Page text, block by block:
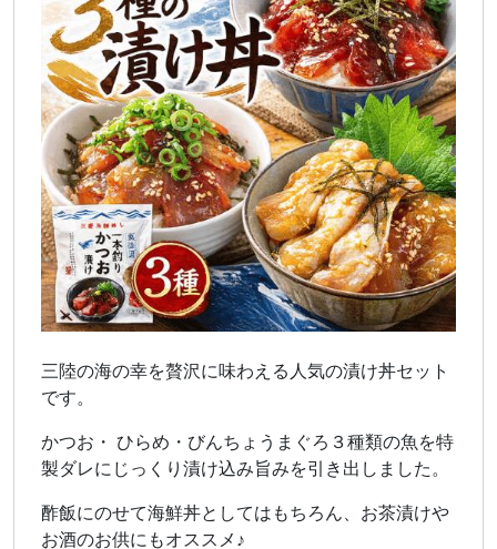
三陸の海の幸を贅沢に味わえる人気の漬け丼セット
です。
かつお・ ひらめ・びんちょうまぐろ３種類の魚を特
製ダレにじっくり漬け込み旨みを引き出しました。
酢飯にのせて海鮮丼としてはもちろん、お茶漬けや
お酒のお供にもオススメ♪